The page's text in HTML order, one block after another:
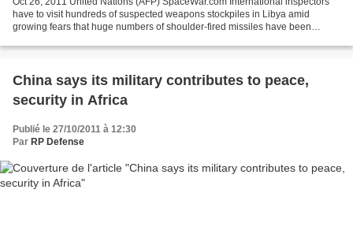
have to visit hundreds of suspected weapons stockpiles in Libya amid
growing fears that huge numbers of shoulder-fired missiles have been
China says its military contributes to peace,
security in Africa
Publié le 27/10/2011 à 12:30
Par RP Defense